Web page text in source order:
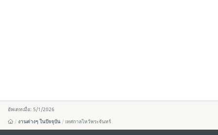
อัพเดทเมื่อ: 5/1/2026
งานต่างๆ ในปัจจุบัน
เทศกาลไหว้พระจันทร์